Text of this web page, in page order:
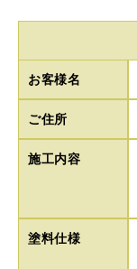
お客様名
ご住所
施工内容
塗料仕様